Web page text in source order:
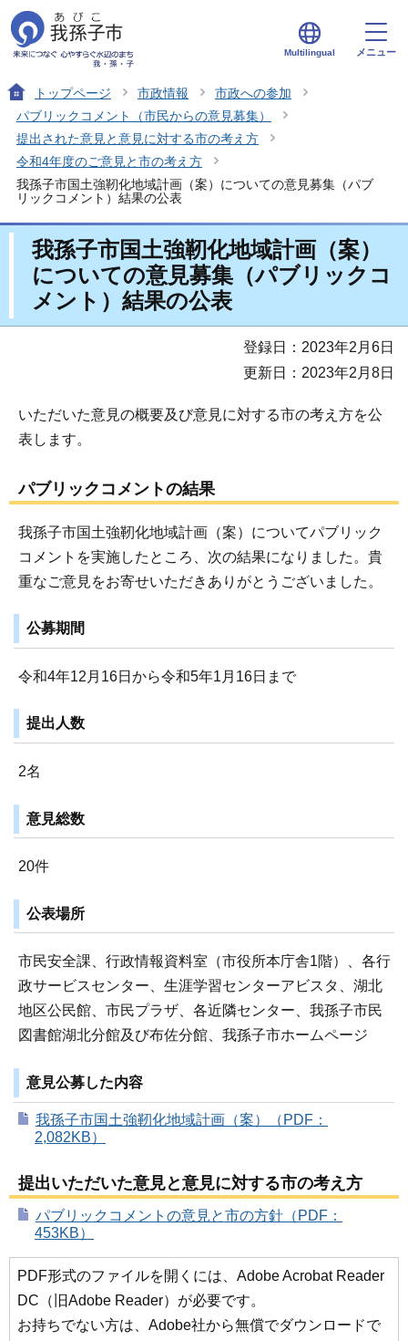
Multilingual メニュー
トップページ 市政情報
市政への参加
パブリックコメント（市民からの意見募集）
提出された意見と意見に対する市の考え方
令和4年度のご意見と市の考え方
我孫子市国土強靭化地域計画（案）についての意見募集（パブ
リックコメント）結果の公表
我孫子市国土強靭化地域計画（案）
についての意見募集（パブリックコ
メント）結果の公表
登録日：2023年2月6日
更新日：2023年2月8日
いただいた意見の概要及び意見に対する市の考え方を公
表します。
パブリックコメントの結果
我孫子市国土強靭化地域計画（案）についてパブリック
コメントを実施したところ、次の結果になりました。貴
重なご意見をお寄せいただきありがとうございました。
公募期間
令和4年12月16日から令和5年1月16日まで
提出人数
2名
意見総数
20件
公表場所
市民安全課、行政情報資料室（市役所本庁舎1階）、各行
政サービスセンター、生涯学習センターアビスタ、湖北
地区公民館、市民プラザ、各近隣センター、我孫子市民
図書館湖北分館及び布佐分館、我孫子市ホームページ
意見公募した内容
我孫子市国土強靭化地域計画（案）（PDF：
2,082KB）
提出いただいた意見と意見に対する市の考え方
パブリックコメントの意見と市の方針（PDF：
453KB）
PDF形式のファイルを開くには、Adobe Acrobat Reader
DC（旧Adobe Reader）が必要です。
お持ちでない方は、Adobe社から無償でダウンロードで